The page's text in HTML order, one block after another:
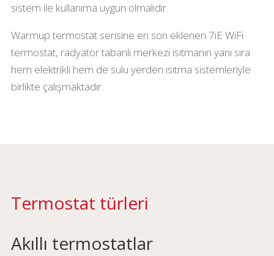
sistem ile kullanıma uygun olmalıdır.
Warmup termostat serisine en son eklenen 7iE WiFi
termostat, radyatör tabanlı merkezi ısıtmanın yanı sıra
hem elektrikli hem de sulu yerden ısıtma sistemleriyle
birlikte çalışmaktadır.
Termostat türleri
Akıllı termostatlar